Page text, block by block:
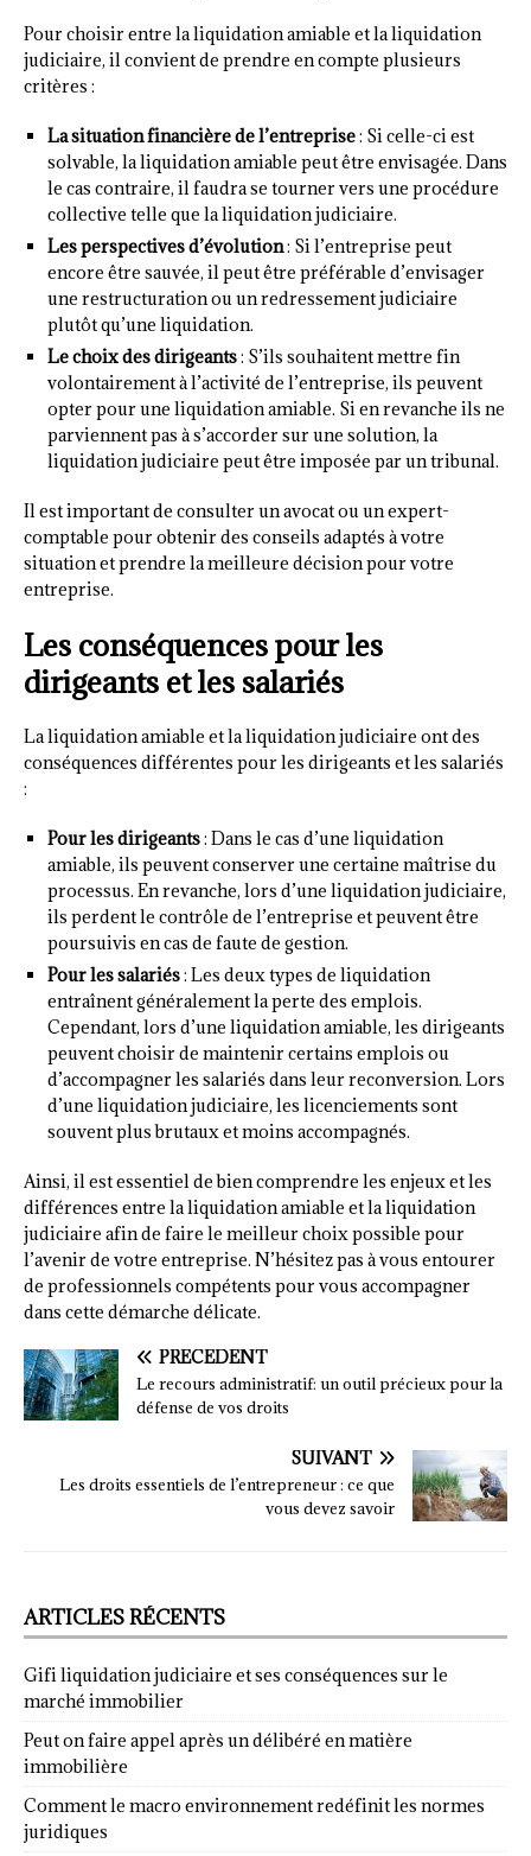
Pour choisir entre la liquidation amiable et la liquidation
judiciaire, il convient de prendre en compte plusieurs
critères :
La situation financière de l’entreprise: Si celle-ci est
solvable, la liquidation amiable peut être envisagée. Dans
le cas contraire, il faudra se tourner vers une procédure
collective telle que la liquidation judiciaire.
Les perspectives d’évolution: Si l’entreprise peut
encore être sauvée, il peut être préférable d’envisager
une restructuration ou un redressement judiciaire
plutôt qu’une liquidation.
Le choix des dirigeants: S’ils souhaitent mettre fin
volontairement à l’activité de l’entreprise, ils peuvent
opter pour une liquidation amiable. Si en revanche ils ne
parviennent pas à s’accorder sur une solution, la
liquidation judiciaire peut être imposée par un tribunal.
Il est important de consulter un avocat ou un expert-
comptable pour obtenir des conseils adaptés à votre
situation et prendre la meilleure décision pour votre
entreprise.
Les conséquences pour les
dirigeants et les salariés
La liquidation amiable et la liquidation judiciaire ont des
conséquences différentes pour les dirigeants et les salariés
:
Pour les dirigeants: Dans le cas d’une liquidation
amiable, ils peuvent conserver une certaine maîtrise du
processus. En revanche, lors d’une liquidation judiciaire,
ils perdent le contrôle de l’entreprise et peuvent être
poursuivis en cas de faute de gestion.
Pour les salariés: Les deux types de liquidation
entraînent généralement la perte des emplois.
Cependant, lors d’une liquidation amiable, les dirigeants
peuvent choisir de maintenir certains emplois ou
d’accompagner les salariés dans leur reconversion. Lors
d’une liquidation judiciaire, les licenciements sont
souvent plus brutaux et moins accompagnés.
Ainsi, il est essentiel de bien comprendre les enjeux et les
différences entre la liquidation amiable et la liquidation
judiciaire afin de faire le meilleur choix possible pour
l’avenir de votre entreprise. N’hésitez pas à vous entourer
de professionnels compétents pour vous accompagner
dans cette démarche délicate.
PRÉCÉDENT
Le recours administratif: un outil précieux pour la
défense de vos droits
SUIVANT
Les droits essentiels de l’entrepreneur : ce que
vous devez savoir
ARTICLES RÉCENTS
Gifi liquidation judiciaire et ses conséquences sur le
marché immobilier
Peut on faire appel après un délibéré en matière
immobilière
Comment le macro environnement redéfinit les normes
juridiques